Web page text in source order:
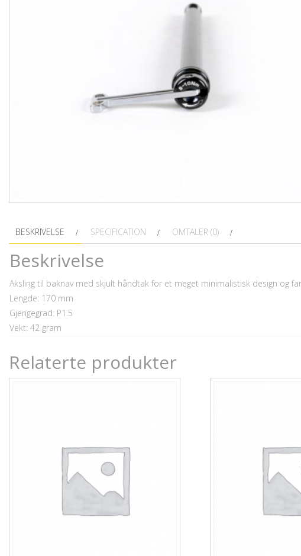
BESKRIVELSE SPECIFICATION OMTALER (0)
Beskrivelse
Aksling til baknav med skjult håndtak for et meget minimalistisk design og
Lengde: 170 mm
Gjengegrad: P1.5
Vekt: 42 gram
Relaterte produkter